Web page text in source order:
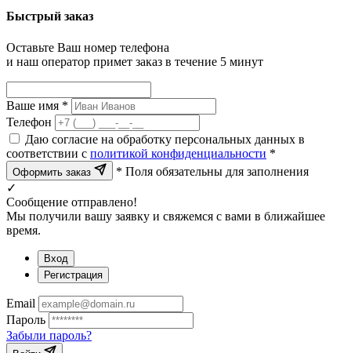
Быстрый заказ
Оставьте Ваш номер телефона
и наш оператор примет заказ в течение 5 минут
Ваше имя *
Телефон
Даю согласие на обработку персональных данных в
соответствии с политикой конфиденциальности *
Оформить заказ
* Поля обязательны для заполнения
✓
Сообщение отправлено!
Мы получили вашу заявку и свяжемся с вами в ближайшее
время.
Вход
Регистрация
Email
Пароль
Забыли пароль?